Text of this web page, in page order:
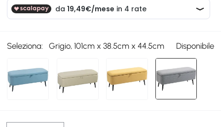
Seleziona: Grigio, 101cm x 38.5cm x 44.5cm Disponibile